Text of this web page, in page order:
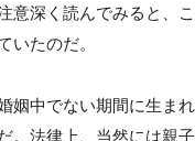
意深く読んでみると、
いたのだ。
姻中でない期間に生ま
。法律上、当然には親